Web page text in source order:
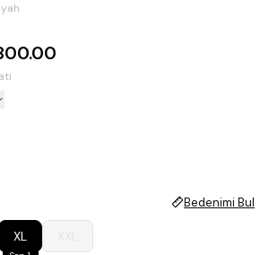
Bedenimi Bul
XL